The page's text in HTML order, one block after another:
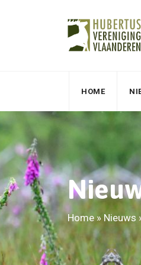
HOME
Home» Nieuws